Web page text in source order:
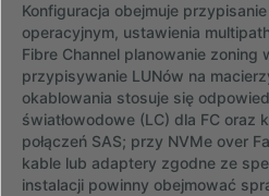
Konfiguracja obejmuje
operacyjnym, ustawienia
Fibre Channel planowanie zoning
przypisywanie LUNów na
okablowania stosuje się
światłowodowe (LC) dla FC oraz
połączeń SAS; przy NVMe over
kable lub adaptery zgodne ze
instalacji powinny obejmować